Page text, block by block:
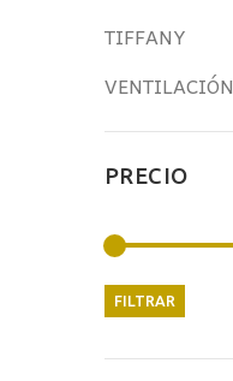
TIFFANY
VENTILACIÓN
PRECIO
FILTRAR